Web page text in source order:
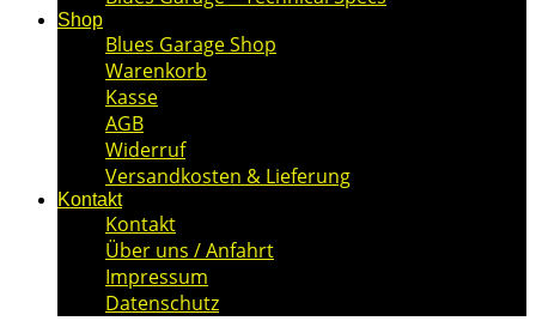
Shop
Blues Garage Shop
Warenkorb
Kasse
AGB
Widerruf
Versandkosten & Lieferung
Kontakt
Kontakt
Über uns / Anfahrt
Impressum
Datenschutz